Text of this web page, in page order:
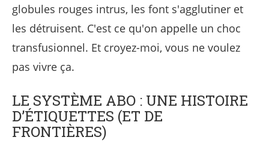
globules rouges intrus, les font s'agglutiner et
les détruisent. C'est ce qu'on appelle un choc
transfusionnel. Et croyez-moi, vous ne voulez
pas vivre ça.
LE SYSTÈME ABO : UNE HISTOIRE
D’ÉTIQUETTES (ET DE
FRONTIÈRES)